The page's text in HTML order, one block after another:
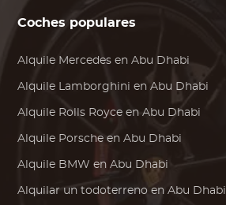
Coches populares
Alquile Mercedes en Abu Dhabi
Alquile Lamborghini en Abu Dhabi
Alquile Rolls Royce en Abu Dhabi
Alquile Porsche en Abu Dhabi
Alquile BMW en Abu Dhabi
Alquilar un todoterreno en Abu Dhabi